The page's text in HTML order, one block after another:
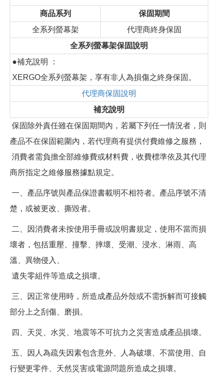
商品系列
保固期間
全系列螢幕架
代理商終身保固
全系列螢幕架保固說明
●補充說明 ：
XERGO全系列螢幕架，享有非人為損傷之終身保固。
代理商保固說明
補充說明
保固除外責任雖在保固期間內，若屬下列任一情況者，則
產品不在保固範圍內，若代理商有提供付費維修之服務，
消費者需負擔全部維修費或材料費，收費標準依及其代理
商所指定之維修服務據點規定。
一、產品序號與產品保證書載明不相符者。產品序號不清
楚，或被更改、撕毀者。
二、因消費者未按使用手冊或說明書規定，使用不當而損
壞者，包括重壓、撞擊、摔壞、受潮、浸水、淋雨、高
溫、異物侵入、
遺失零組件等造成之損壞。
三、因正常使用時，所造成產品外殼或不需拆解而可接觸
部分上之刮傷、磨損。
四、天災、水災、地震等不可抗力之災害造成產品損壞。
五、因人為疏失因素包含意外、人為破壞、不當使用、自
行變更零件、天然災害或電源問題所造成之損壞。